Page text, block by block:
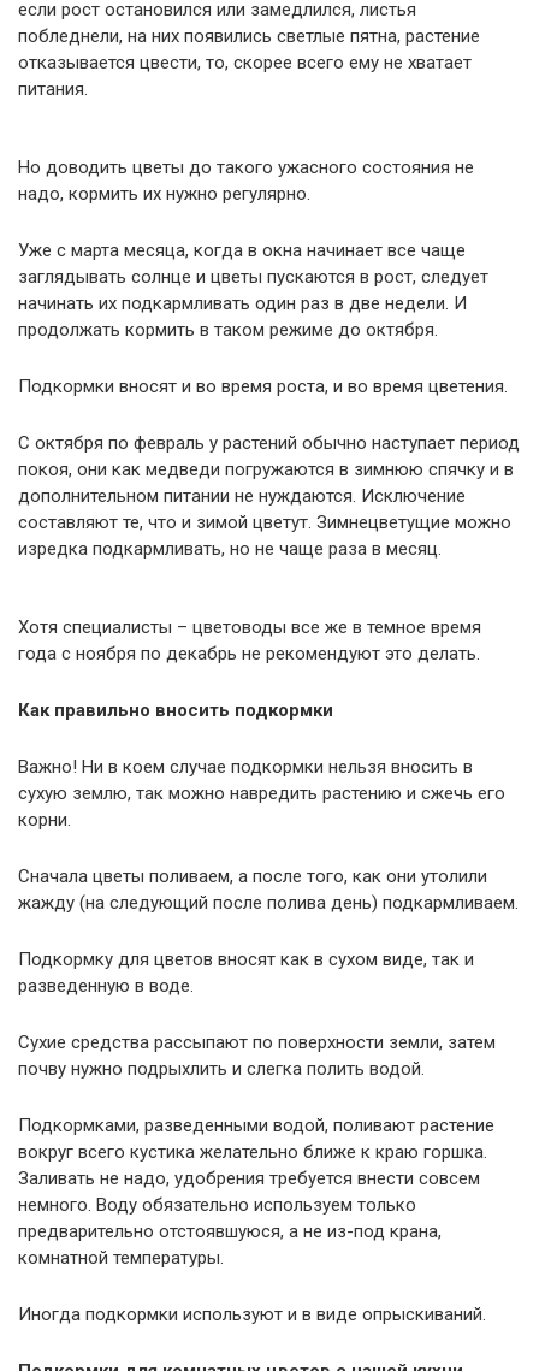
если рост остановился или замедлился, листья
побледнели, на них появились светлые пятна, растение
отказывается цвести, то, скорее всего ему не хватает
питания.
Но доводить цветы до такого ужасного состояния не
надо, кормить их нужно регулярно.
Уже с марта месяца, когда в окна начинает все чаще
заглядывать солнце и цветы пускаются в рост, следует
начинать их подкармливать один раз в две недели. И
продолжать кормить в таком режиме до октября.
Подкормки вносят и во время роста, и во время цветения.
С октября по февраль у растений обычно наступает период
покоя, они как медведи погружаются в зимнюю спячку и в
дополнительном питании не нуждаются. Исключение
составляют те, что и зимой цветут. Зимнецветущие можно
изредка подкармливать, но не чаще раза в месяц.
Хотя специалисты – цветоводы все же в темное время
года с ноября по декабрь не рекомендуют это делать.
Как правильно вносить подкормки
Важно! Ни в коем случае подкормки нельзя вносить в
сухую землю, так можно навредить растению и сжечь его
корни.
Сначала цветы поливаем, а после того, как они утолили
жажду (на следующий после полива день) подкармливаем.
Подкормку для цветов вносят как в сухом виде, так и
разведенную в воде.
Сухие средства рассыпают по поверхности земли, затем
почву нужно подрыхлить и слегка полить водой.
Подкормками, разведенными водой, поливают растение
вокруг всего кустика желательно ближе к краю горшка.
Заливать не надо, удобрения требуется внести совсем
немного. Воду обязательно используем только
предварительно отстоявшуюся, а не из-под крана,
комнатной температуры.
Иногда подкормки используют и в виде опрыскиваний.